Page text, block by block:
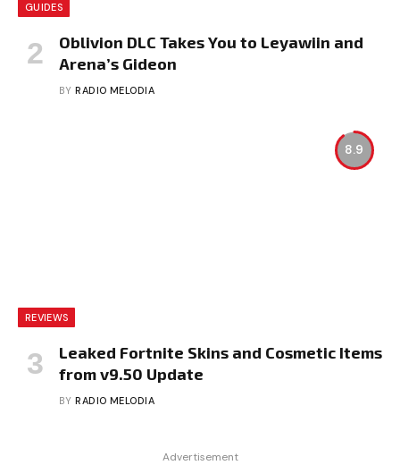
GUIDES
Oblivion DLC Takes You to Leyawiin and
Arena’s Gideon
BY RADIO MELODIA
8.9
REVIEWS
Leaked Fortnite Skins and Cosmetic Items
from v9.50 Update
BY RADIO MELODIA
Advertisement